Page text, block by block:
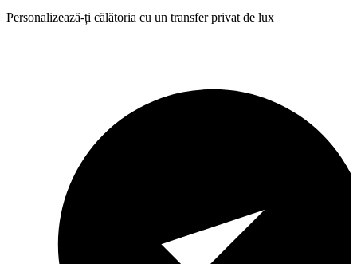
Personalizează-ți călătoria cu un transfer privat de lux